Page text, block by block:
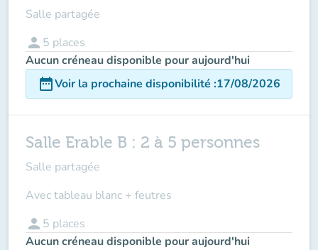
Salle partagée
person 5 places
Aucun créneau disponible pour aujourd'hui
date_rangeVoir la prochaine disponibilité :17/08/2026
Salle Erable B : 2 à 5 personnes
Salle partagée
Avec tableau blanc + feutres
person 5 places
Aucun créneau disponible pour aujourd'hui